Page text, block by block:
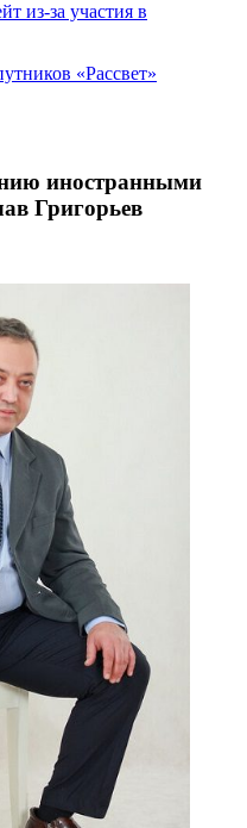
из-за участия в
«Рассвет»
иностранными
Григорьев